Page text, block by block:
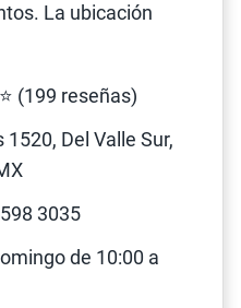
La ubicación
(199 reseñas)
1520, Del Valle Sur,
3035
de 10:00 a